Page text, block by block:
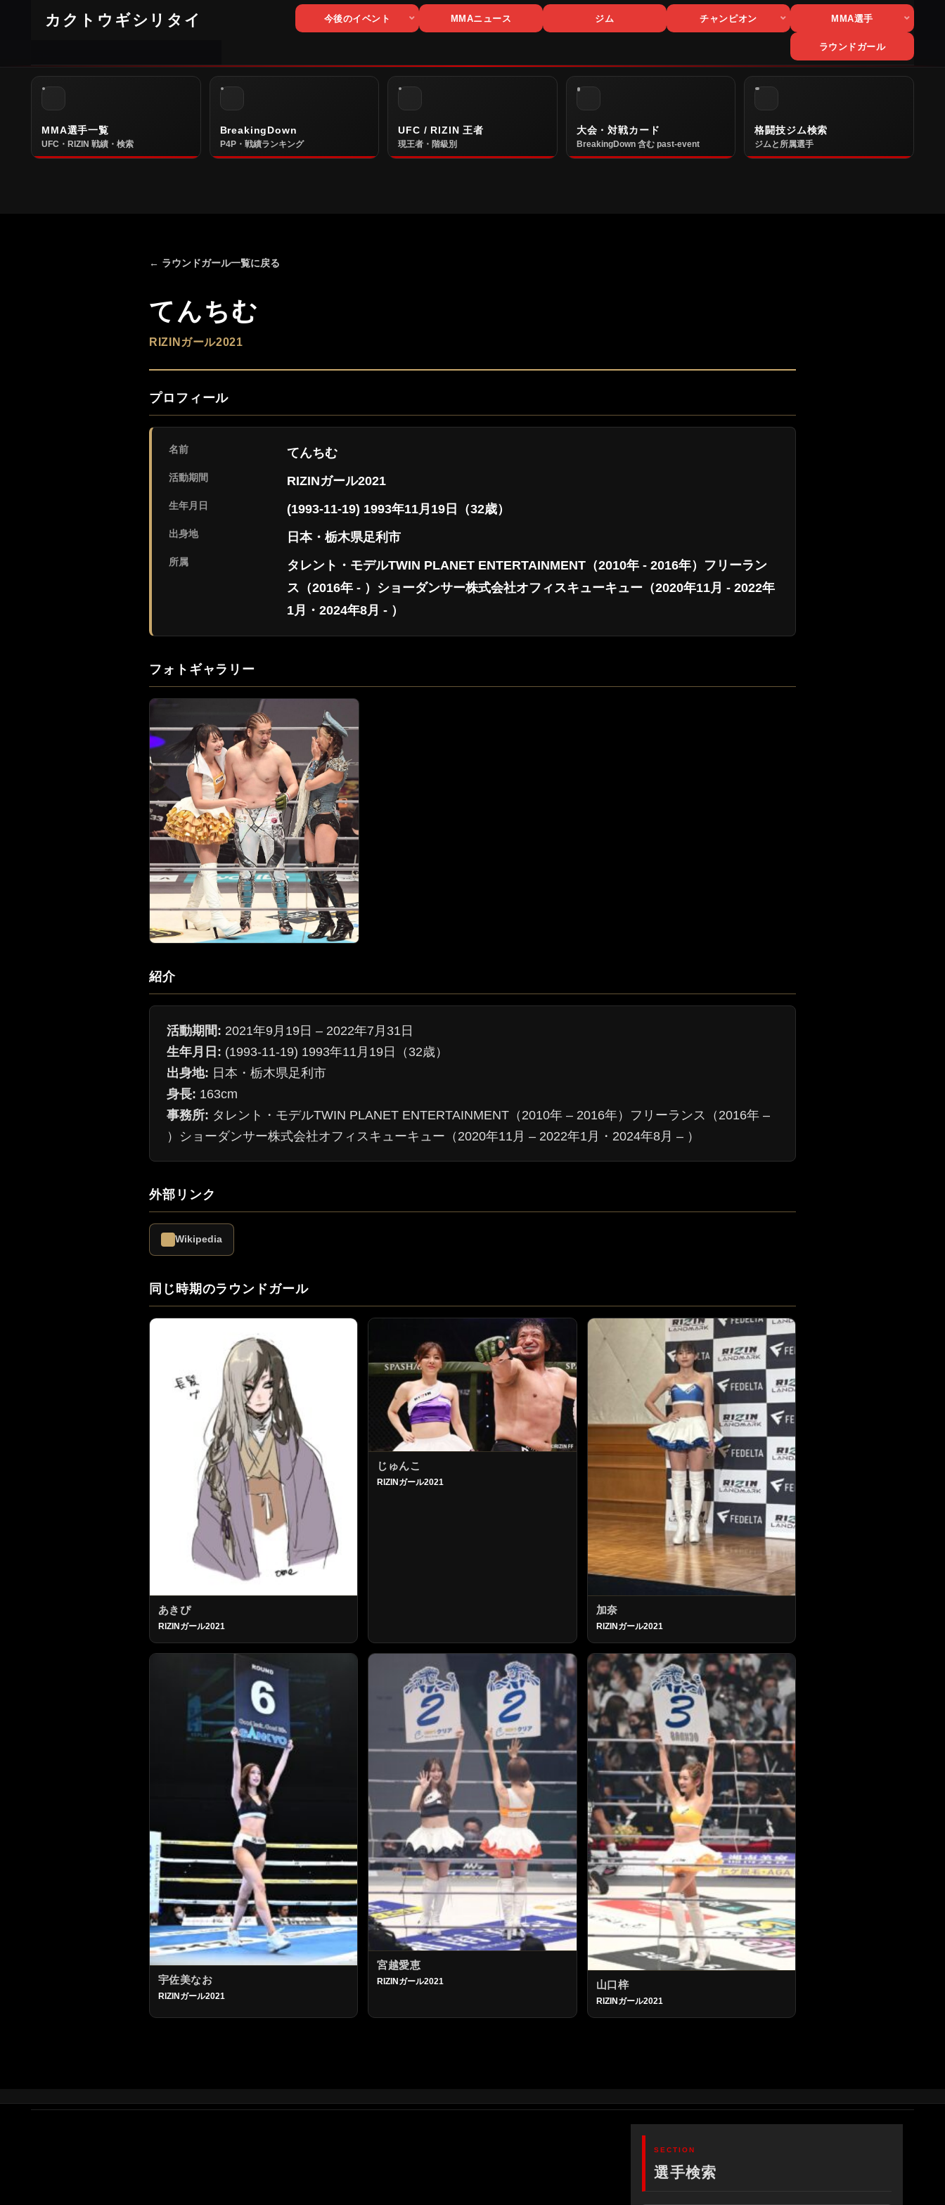
カクトウギシリタイ 今後のイベント MMAニュース ジム チャンピオン MMA選手
ラウンドガール
MMA選手一覧
UFC・RIZIN 戦績・検索
BreakingDown
P4P・戦績ランキング
UFC / RIZIN 王者
現王者・階級別
大会・対戦カード
BreakingDown 含む past-event
格闘技ジム検索
ジムと所属選手
← ラウンドガール一覧に戻る
てんちむ
RIZINガール2021
プロフィール
名前 てんちむ
活動期間 RIZINガール2021
生年月日 (1993-11-19) 1993年11月19日（32歳）
出身地 日本・栃木県足利市
所属
タレント・モデルTWIN PLANET ENTERTAINMENT（2010年 - 2016年）フリーラン
ス（2016年 - ）ショーダンサー株式会社オフィスキューキュー（2020年11月 - 2022年
1月・2024年8月 - ）
フォトギャラリー
紹介
活動期間: 2021年9月19日 – 2022年7月31日
生年月日: (1993-11-19) 1993年11月19日（32歳）
出身地: 日本・栃木県足利市
身長: 163cm
事務所: タレント・モデルTWIN PLANET ENTERTAINMENT（2010年 – 2016年）フリーランス（2016年 –
）ショーダンサー株式会社オフィスキューキュー（2020年11月 – 2022年1月・2024年8月 – ）
外部リンク
Wikipedia
同じ時期のラウンドガール
あきぴ
RIZINガール2021
じゅんこ
RIZINガール2021
加奈
RIZINガール2021
宇佐美なお
RIZINガール2021
宮越愛恵
RIZINガール2021 山口梓
RIZINガール2021
選手検索